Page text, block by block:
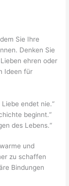
Sie Ihre
Denken Sie
ehren oder
Ideen für
endet nie.“
beginnt.“
des Lebens.“
und
zu schaffen
Bindungen